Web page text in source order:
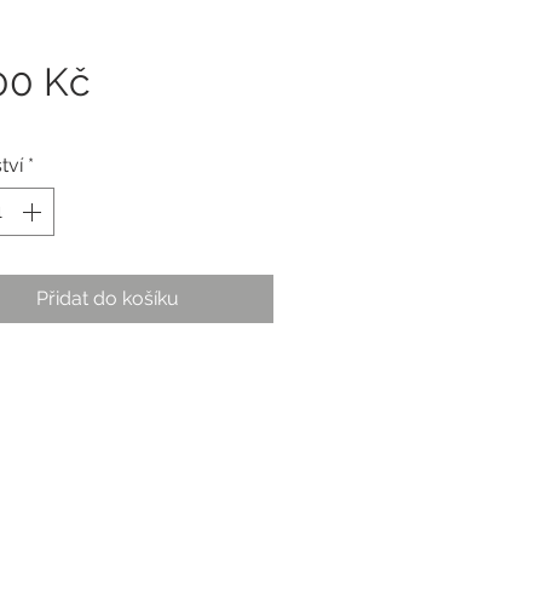
KčCena
*
Přidat do košíku